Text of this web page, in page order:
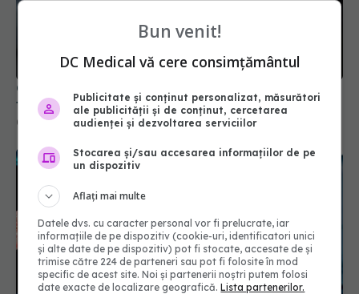
Ghidul complet al durerilor de cap: Ce trebuie să
faci în funcție de zona afectată
05 mai 2026, 12:43
Bun venit!
DC Medical vă cere consimțământul
Publicitate și conținut personalizat, măsurători
ale publicității și de conținut, cercetarea
audienței și dezvoltarea serviciilor
Stocarea și/sau accesarea informațiilor de pe
un dispozitiv
Aflați mai multe
Datele dvs. cu caracter personal vor fi prelucrate, iar
informațiile de pe dispozitiv (cookie-uri, identificatori unici
și alte date de pe dispozitiv) pot fi stocate, accesate de și
trimise către 224 de parteneri sau pot fi folosite în mod
specific de acest site. Noi și partenerii noștri putem folosi
date exacte de localizare geografică.Lista partenerilor.